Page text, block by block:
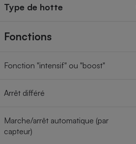
Type de hotte
Fonctions
Fonction "intensif" ou "boost"
Arrêt différé
Marche/arrêt automatique (par
capteur)